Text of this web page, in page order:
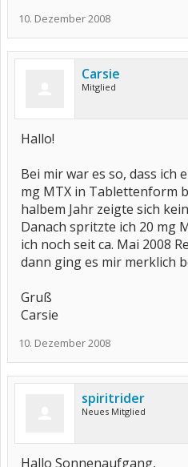
10. Dezember 2008
Carsie
Mitglied
Hallo!
Bei mir war es so, dass ich
mg MTX in Tablettenform
halbem Jahr zeigte sich
Danach spritzte ich 20 mg
ich noch seit ca. Mai 2008
dann ging es mir merklich
Gruß
Carsie
10. Dezember 2008
spiritrider
Neues Mitglied
Hallo Sonnenaufgang,